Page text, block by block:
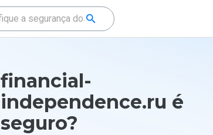
financial-
independence.ru é
seguro?